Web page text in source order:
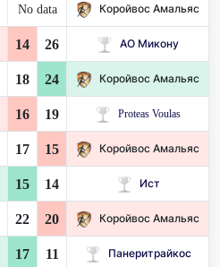
No data Коройвос Амальяс
14 26 АО Микону
18 24 Коройвос Амальяс
16 19 Proteas Voulas
17 15 Коройвос Амальяс
15 14 Ист
22 20 Коройвос Амальяс
17 11 Панеритрайкос